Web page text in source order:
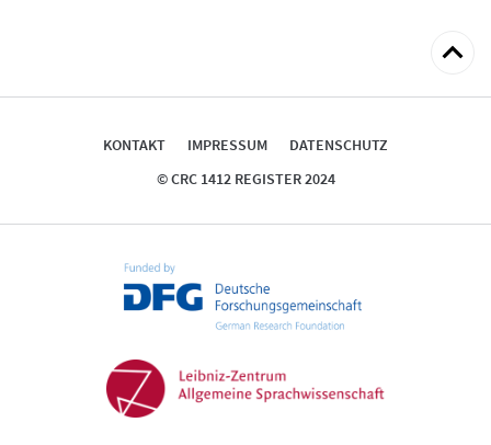
zum
KONTAKT IMPRESSUM
DATENSCHUTZ
© CRC 1412 REGISTER 2024